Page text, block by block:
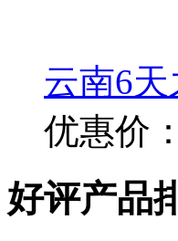
云南6
优惠价
好评产品